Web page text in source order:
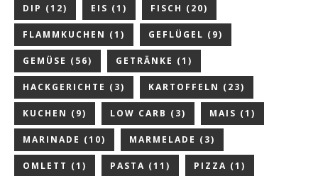
DIP (12) EIS (1) FISCH (20)
FLAMMKUCHEN (1) GEFLÜGEL (9)
GEMÜSE (56) GETRÄNKE (1)
HACKGERICHTE (3) KARTOFFELN (23)
KUCHEN (9) LOW CARB (3) MAIS (1)
MARINADE (10) MARMELADE (3)
OMLETT (1) PASTA (11) PIZZA (1)